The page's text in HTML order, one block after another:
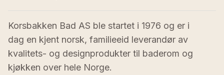
Korsbakken Bad AS ble startet i 1976 og er i
dag en kjent norsk, familieeid leverandør av
kvalitets- og designprodukter til baderom og
kjøkken over hele Norge.